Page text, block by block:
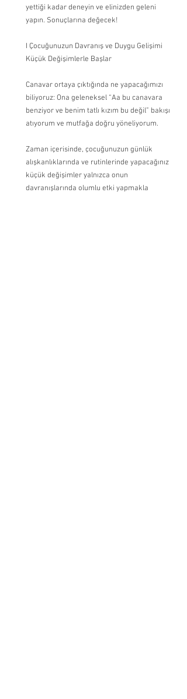
yettiği kadar deneyin ve elinizden geleni
yapın. Sonuçlarına değecek!
I Çocuğunuzun Davranış ve Duygu Gelişimi
Küçük Değişimlerle Başlar
Canavar ortaya çıktığında ne yapacağımızı
biliyoruz: Ona geleneksel “Aa bu canavara
benziyor ve benim tatlı kızım bu değil” bakışı
atıyorum ve mutfağa doğru yöneliyorum.
Zaman içerisinde, çocuğunuzun günlük
alışkanlıklarında ve rutinlerinde yapacağınız
küçük değişimler yalnızca onun
davranışlarında olumlu etki yapmakla